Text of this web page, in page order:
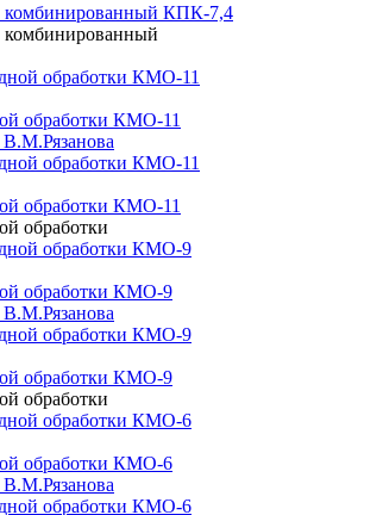
комбинированный КПК-7,4
комбинированный
обработки КМО-11
обработки КМО-11
обработки
обработки КМО-9
обработки КМО-9
обработки
обработки КМО-6